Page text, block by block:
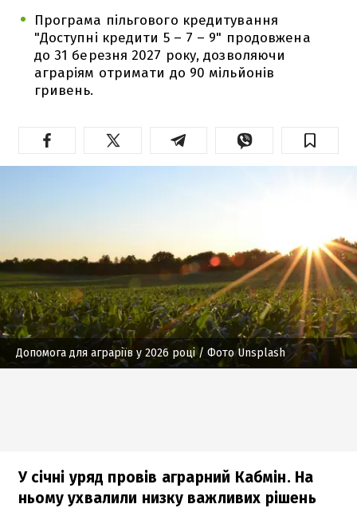
Програма пільгового кредитування
"Доступні кредити 5 – 7 – 9" продовжена
до 31 березня 2027 року, дозволяючи
аграріям отримати до 90 мільйонів
гривень.
Допомога для аграріїв у 2026 році/ Фото Unsplash
У січні уряд провів аграрний Кабмін. На
ньому ухвалили низку важливих рішень